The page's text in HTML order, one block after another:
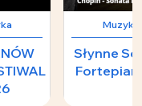
Muzyka
Słynne